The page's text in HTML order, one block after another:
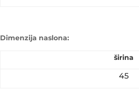
Dimenzija naslona:
širina
45